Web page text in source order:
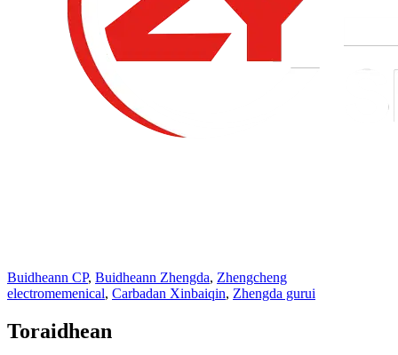
Buidheann CP, Buidheann Zhengda, Zhengcheng
electromemenical, Carbadan Xinbaiqin, Zhengda gurui
Toraidhean